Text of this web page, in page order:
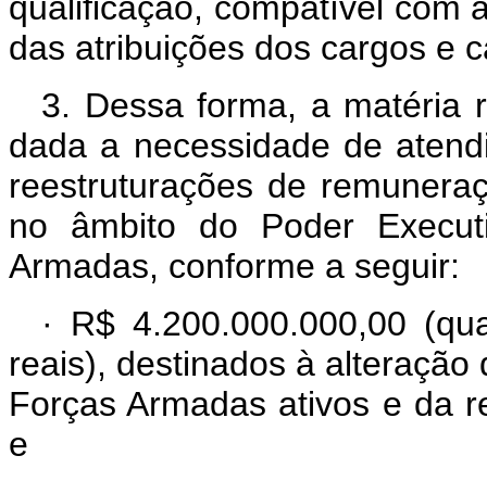
das atribuições dos cargos e
3. Dessa forma, a matéria
dada a necessidade de
reestruturações de
no âmbito do Poder
Armadas, conforme a seguir:
· R$ 4.200.000.000,00
reais), destinados à
Forças Armadas ativos e da
e